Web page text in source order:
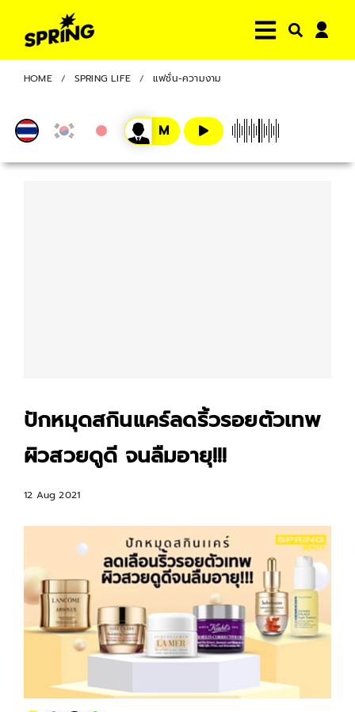
HOME SPRING LIFE แฟชั่น-ความงาม
ปักหมุดสกินแคร์ลดริ้วรอยตัวเทพ
ผิวสวยดูดี จนลืมอายุ!!!
12 Aug 2021